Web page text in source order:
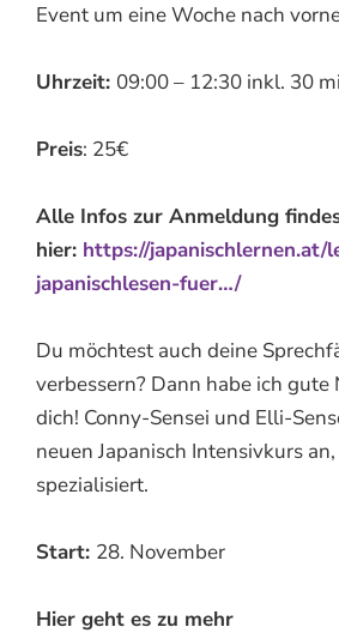
Event um eine Woche nach
Uhrzeit: 09:00 – 12:30 inkl. 30
Preis: 25€
Alle Infos zur Anmeldung
hier: https://japanischlernen.at/
japanischlesen-fuer…/
Du möchtest auch deine
verbessern? Dann habe ich
dich! Conny-Sensei und Elli-
neuen Japanisch Intensivkurs
spezialisiert.
Start: 28. November
Hier geht es zu mehr